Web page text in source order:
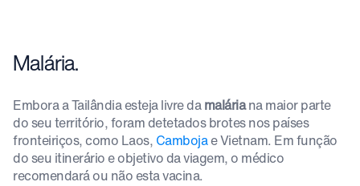
Malária.
Embora a Tailândia esteja livre damaláriana maior parte
do seu território, foram detetados brotes nos países
fronteiriços, como Laos, Cambojae Vietnam. Em função
do seu itinerário e objetivo da viagem, o médico
recomendará ou não esta vacina.